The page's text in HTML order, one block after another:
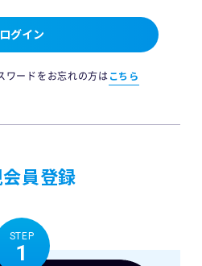
ログイン
ワードをお忘れの方は こちら
員登録
STEP
1